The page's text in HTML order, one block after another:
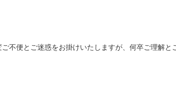
不便とご迷惑をお掛けいたしますが、何卒ご理解と